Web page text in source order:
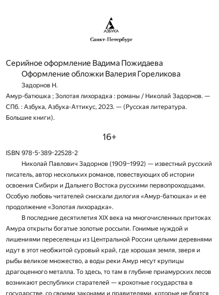
Серийное оформление Вадима Пожидаева
Оформление обложки Валерия Гореликова
Задорнов Н.
Амур-батюшка ; Золотая лихорадка : романы / Николай Задорнов. —
СПб. : Азбука, Азбука-Аттикус, 2023. — (Русская литература.
Большие книги).
16+
ISBN 978-5-389-22528-2
Николай Павлович Задорнов (1909–1992) — известный русский
писатель, автор нескольких романов, повествующих об истории
освоения Сибири и Дальнего Востока русскими первопроходцами.
Особую любовь читателей снискали дилогия «Амур-батюшка» и ее
продолжение «Золотая лихорадка».
В последние десятилетия XIX века на многочисленных притоках
Амура открыты богатые золотые россыпи. Гонимые нуждой и
лишениями переселенцы из Центральной России целыми деревнями
идут в этот необжитой суровый край, где хорошая земля, зверя и
рыбы великое множество, а воды реки Амур несут крупицы
драгоценного металла. То здесь, то там в глубине приамурских лесов
возникают республики старателей — крохотные государства в
государстве, со своими законами и правителями, которые не боятся